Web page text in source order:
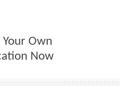
Own
Now